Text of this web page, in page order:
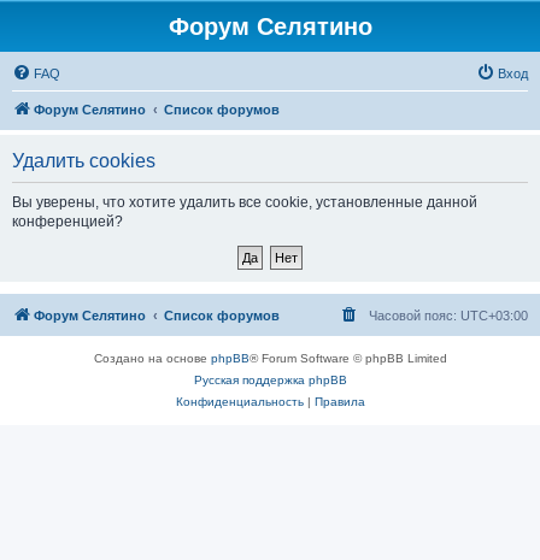
Форум Селятино
FAQ Вход
Форум Селятино Список форумов
Удалить cookies
Вы уверены, что хотите удалить все cookie, установленные данной
конференцией?
Форум Селятино Список форумов Часовой пояс: UTC+03:00
Создано на основе phpBB® Forum Software © phpBB Limited
Русская поддержка phpBB
Конфиденциальность| Правила